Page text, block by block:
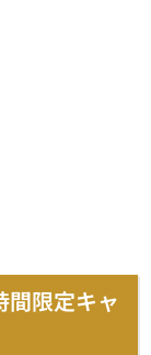
限定キャ